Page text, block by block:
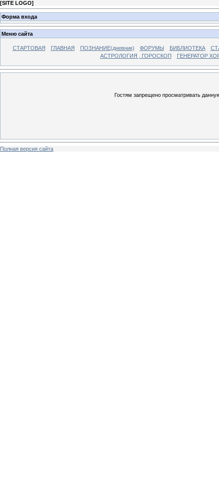
[SITE LOGO]
Форма входа
Меню сайта
СТАРТОВАЯ ГЛАВНАЯ ПОЗНАНИЕ(дневник) ФОРУМЫ БИБЛИОТЕКА
АСТРОЛОГИЯ , ГОРОСКОП
ГЕНЕРАТОР
Гостям запрещено просматривать
Полная версия сайта